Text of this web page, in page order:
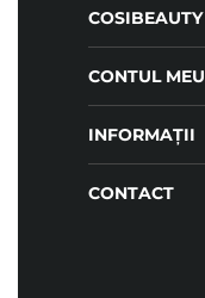
COSIBEAUTY
CONTUL MEU
INFORMAȚII
CONTACT